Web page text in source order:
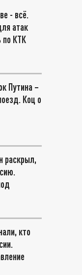
- всё.
атак
по КТК
Путина –
Коц о
раскрыл,
кто